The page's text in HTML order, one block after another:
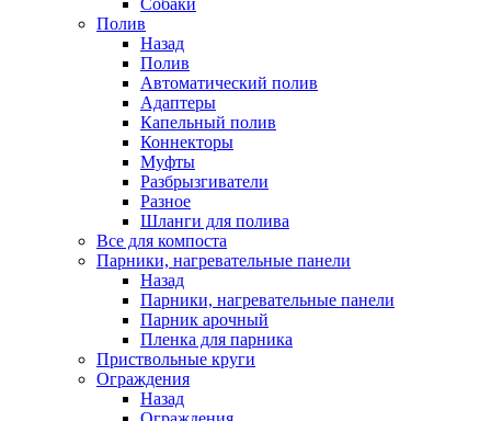
Собаки
Полив
Назад
Полив
Автоматический полив
Адаптеры
Капельный полив
Коннекторы
Муфты
Разбрызгиватели
Разное
Шланги для полива
Все для компоста
Парники, нагревательные панели
Назад
Парники, нагревательные панели
Парник арочный
Пленка для парника
Приствольные круги
Ограждения
Назад